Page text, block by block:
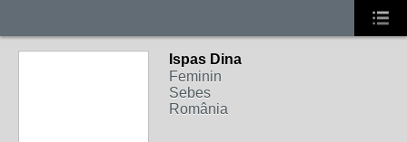
Ispas Dina
Feminin
Sebes
România